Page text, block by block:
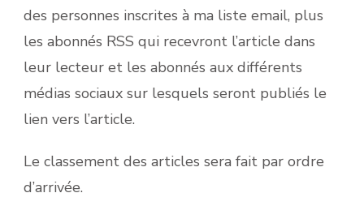
des personnes inscrites à ma liste email, plus
les abonnés RSS qui recevront l’article dans
leur lecteur et les abonnés aux différents
médias sociaux sur lesquels seront publiés le
lien vers l’article.
Le classement des articles sera fait par ordre
d’arrivée.